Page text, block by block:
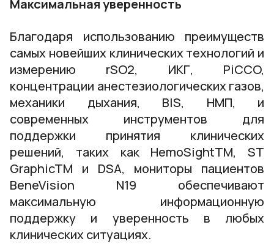
Максимальная уверенность
Благодаря использованию преимуществ
самых новейших клинических технологий и
измерению rSO2, ИКГ, PiCCO,
концентрации анестезиологических газов,
механики дыхания, BIS, НМП, и
современных инструментов для
поддержки принятия клинических
решений, таких как HemoSightTM, ST
GraphicTM и DSA, мониторы пациентов
BeneVision N19 обеспечивают
максимальную информационную
поддержку и уверенность в любых
клинических ситуациях.